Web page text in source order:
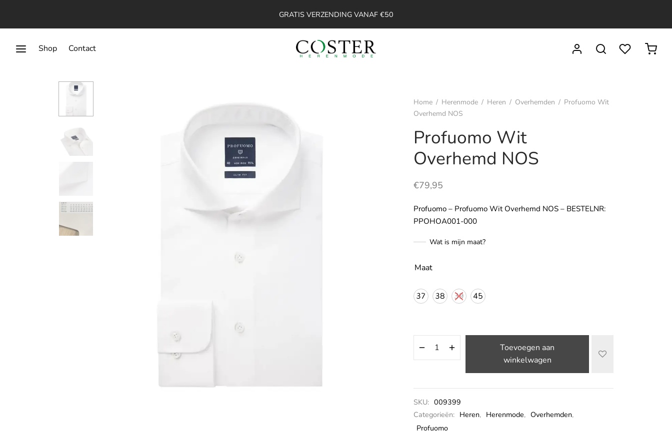
GRATIS VERZENDING VANAF €50
Shop Contact
Home / Herenmode / Heren / Overhemden / Profuomo Wit
Overhemd NOS
Profuomo Wit
Overhemd NOS
€79,95
Profuomo – Profuomo Wit Overhemd NOS – BESTELNR:
PPOHOA001-000
Wat is mijn maat?
Maat
37 38 39 45
Toevoegen aan
winkelwagen
SKU: 009399
Categorieën: Heren, Herenmode, Overhemden,
Profuomo